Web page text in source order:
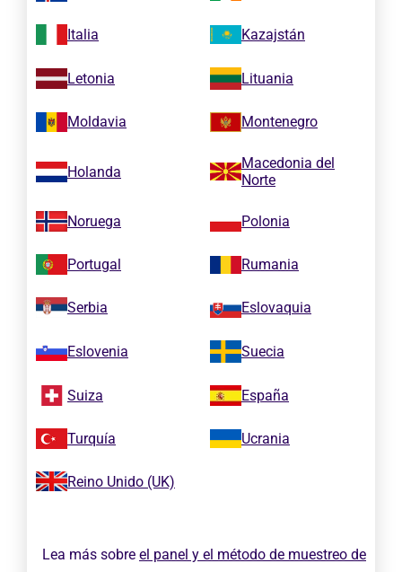
Italia Kazajstán
Letonia Lituania
Moldavia Montenegro
Holanda
Macedonia del
Norte
Noruega Polonia
Portugal Rumania
Serbia Eslovaquia
Eslovenia Suecia
Suiza España
Turquía Ucrania
Reino Unido (UK)
Lea más sobre el panel y el método de muestreo de